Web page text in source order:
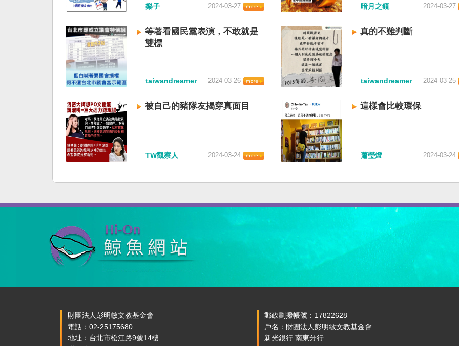
樂子 2024-03-27 暗月之鏡 2024-03-27
等著看國民黨表演，不敢就是
雙標
taiwandreamer 2024-03-26
真的不難判斷
taiwandreamer 2024-03-25
被自己的豬隊友揭穿真面目
TW觀察人 2024-03-24
這樣會比較環保
蕭瑩燈 2024-03-24
財團法人彭明敏文教基金會
電話：02-25175680
地址：台北市松江路9號14樓
郵政劃撥帳號：17822628
戶名：財團法人彭明敏文教基金會
新光銀行 南東分行